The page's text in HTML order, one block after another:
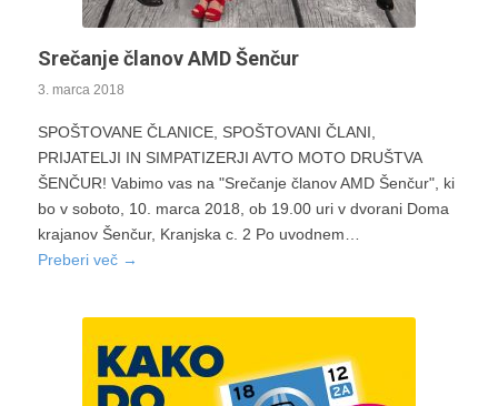
Srečanje članov AMD Šenčur
3. marca 2018
SPOŠTOVANE ČLANICE, SPOŠTOVANI ČLANI,
PRIJATELJI IN SIMPATIZERJI AVTO MOTO DRUŠTVA
ŠENČUR! Vabimo vas na "Srečanje članov AMD Šenčur", ki
bo v soboto, 10. marca 2018, ob 19.00 uri v dvorani Doma
krajanov Šenčur, Kranjska c. 2 Po uvodnem…
Preberi več→